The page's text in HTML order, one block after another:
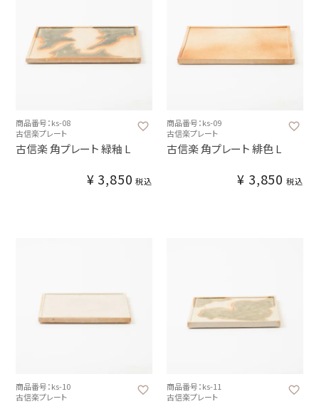
商品番号：ks-08
古信楽プレート
古信楽 角プレート 緑釉 L
¥ 3,850 税込
商品番号：ks-09
古信楽プレート
古信楽 角プレート 緋色 L
¥ 3,850 税込
商品番号：ks-10
古信楽プレート
商品番号：ks-11
古信楽プレート